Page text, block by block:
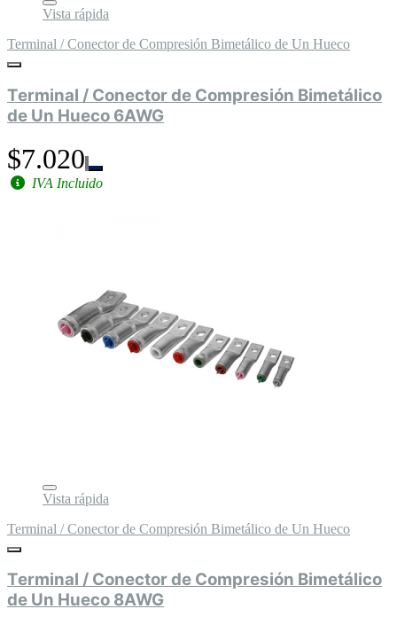
Vista rápida
Terminal / Conector de Compresión Bimetálico de Un Hueco
Terminal / Conector de Compresión Bimetálico
de Un Hueco 6AWG
$7.020
IVA Incluido
Vista rápida
Terminal / Conector de Compresión Bimetálico de Un Hueco
Terminal / Conector de Compresión Bimetálico
de Un Hueco 8AWG